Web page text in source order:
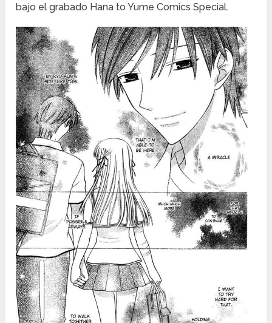
bajo el grabado Hana to Yume Comics Special.